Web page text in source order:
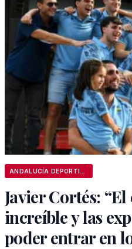
Javier Cortés:
increíble y las
poder entrar en